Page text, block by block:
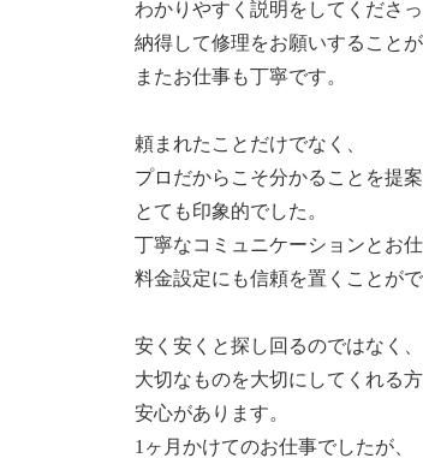
わかりやすく説明をしてくださっ
納得して修理をお願いすることが
またお仕事も丁寧です。
頼まれたことだけでなく、
プロだからこそ分かることを提
とても印象的でした。
丁寧なコミュニケーションとお仕
料金設定にも信頼を置くことがで
安く安くと探し回るのではなく、
大切なものを大切にしてくれる
安心があります。
1ヶ月かけてのお仕事でしたが、